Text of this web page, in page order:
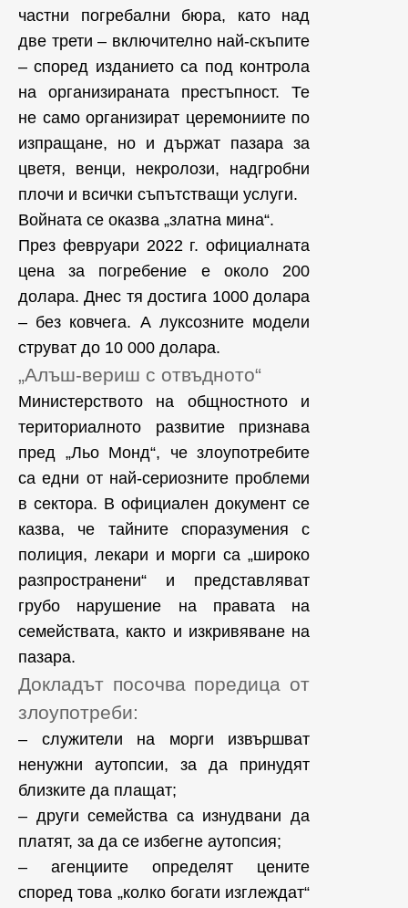
частни погребални бюра, като над
две трети – включително най-скъпите
– според изданието са под контрола
на организираната престъпност. Те
не само организират церемониите по
изпращане, но и държат пазара за
цветя, венци, некролози, надгробни
плочи и всички съпътстващи услуги.
Войната се оказва „златна мина“.
През февруари 2022 г. официалната
цена за погребение е около 200
долара. Днес тя достига 1000 долара
– без ковчега. А луксозните модели
струват до 10 000 долара.
„Алъш-вериш с отвъдното“
Министерството на общностното и
териториалното развитие признава
пред „Льо Монд“, че злоупотребите
са едни от най-сериозните проблеми
в сектора. В официален документ се
казва, че тайните споразумения с
полиция, лекари и морги са „широко
разпространени“ и представляват
грубо нарушение на правата на
семействата, както и изкривяване на
пазара.
Докладът посочва поредица от
злоупотреби:
– служители на морги извършват
ненужни аутопсии, за да принудят
близките да плащат;
– други семейства са изнудвани да
платят, за да се избегне аутопсия;
– агенциите определят цените
според това „колко богати изглеждат“